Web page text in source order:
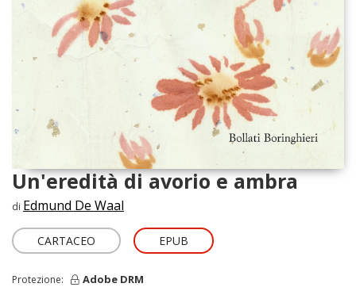
Un'eredità di avorio e ambra
di Edmund De Waal
CARTACEO EPUB
Protezione: Adobe DRM